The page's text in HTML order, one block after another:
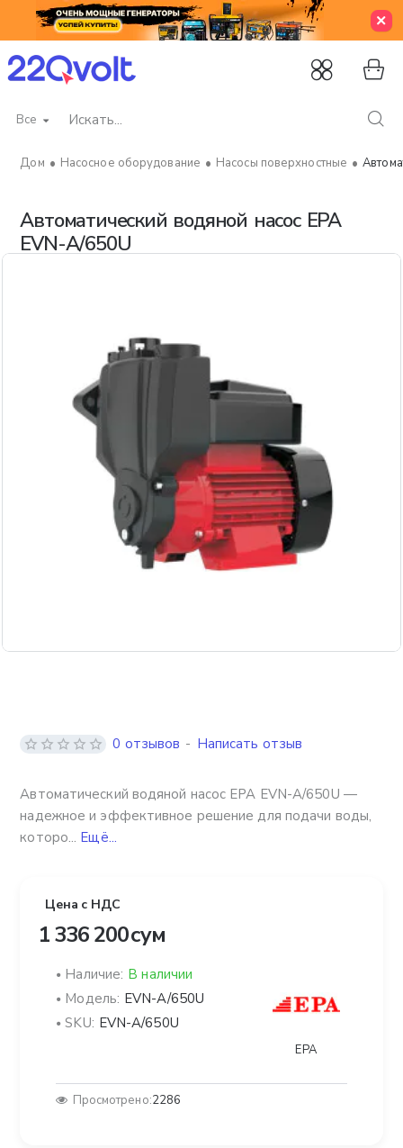
Все
Искать...
Автоматический водяной насос EPA
EVN-A/650U
Насосное оборудование Насосы поверхностные
Автоматический водяной насос EPA EVN-A/650U —
надежное и эффективное решение для подачи воды,
которо... Ещё...
0 отзывов - Написать отзыв
Цена с НДС
1 336 200 сум
Наличие: В наличии
Модель: EVN-A/650U
SKU: EVN-A/650U
EPA
Просмотрено:2286